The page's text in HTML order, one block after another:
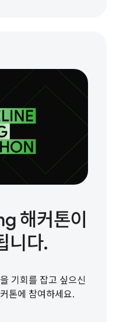
해커톤이
니다.
기회를 잡고 싶으신
톤에 참여하세요.